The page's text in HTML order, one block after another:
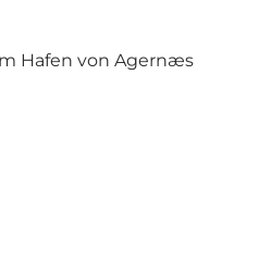
Hafen von Agernæs